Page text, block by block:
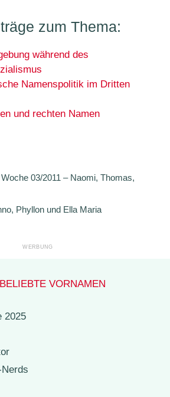
zum Thema:
während des
Namenspolitik im Dritten
und rechten Namen
03/2011 – Naomi, Thomas,
Phyllon und Ella Maria
VORNAMEN
2025